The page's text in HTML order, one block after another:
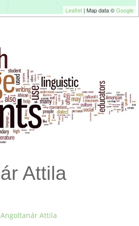
Leaflet | Map data ©Google
Attila
Angoltanár Attila